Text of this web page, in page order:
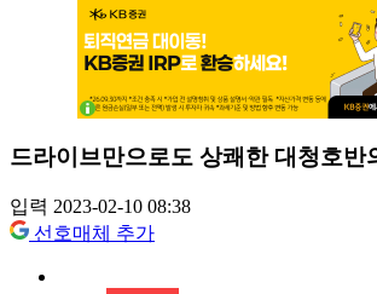
드라이브만으로도 상쾌한 대청호반
입력 2023-02-10 08:38
선호매체 추가